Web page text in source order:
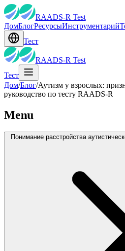
RAADS-R Test
ДомБлогРесурсыИнструментарий
Тест
RAADS-R Test
Тест
Дом/Блог/Аутизм у взрослых:
руководство по тесту RAADS-R
Menu
Понимание расстройства